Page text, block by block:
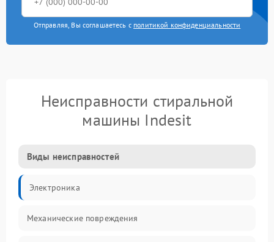
Отправляя, Вы соглашаетесь с политикой конфиденциальности
Неисправности стиральной
машины Indesit
Виды неисправностей
Электроника
Механические повреждения